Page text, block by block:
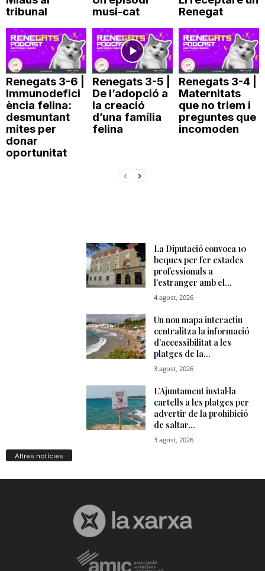
tribunal
musi-cat
Renegat
Renegats 3-6 |
Immunodefici
ència felina:
desmuntant
mites per
donar
oportunitat
Renegats 3-5 |
De l’adopció a
la creació
d’una família
felina
Renegats 3-4 |
Maternitats
que no triem i
preguntes que
incomoden
Altres notícies